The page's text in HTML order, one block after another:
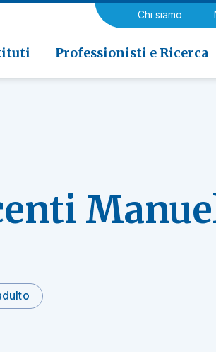
Chi siamo
Professionisti e Ricerca
Medicina riabilitativa
Neurologia e
Novaggio